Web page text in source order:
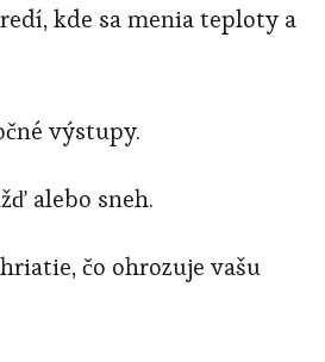
kde sa menia teploty a
výstupy.
alebo sneh.
čo ohrozuje vašu